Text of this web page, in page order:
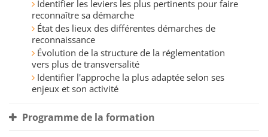
Identifier les leviers les plus pertinents pour faire
reconnaître sa démarche
État des lieux des différentes démarches de
reconnaissance
Évolution de la structure de la réglementation
vers plus de transversalité
Identifier l'approche la plus adaptée selon ses
enjeux et son activité
Programme de la formation